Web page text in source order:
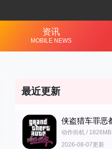
资讯
MOBILE NEWS
最近更新
动作街机 / 1826MB
2026-08-07更新